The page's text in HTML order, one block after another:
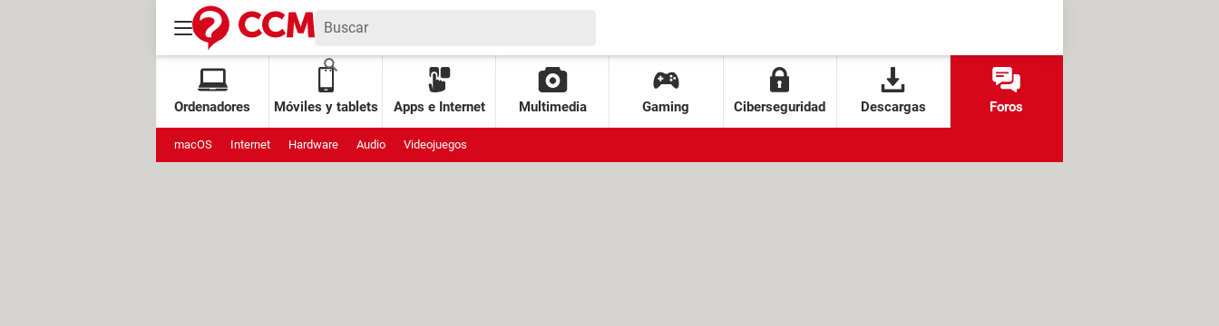
Ordenadores Móviles y tablets Apps e Internet Multimedia Gaming Ciberseguridad Descargas Foros
macOS Internet Hardware Audio Videojuegos